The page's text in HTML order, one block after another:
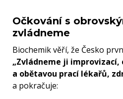
Očkování s
zvládneme
Biochemik věří, že Česko
„Zvládneme ji improvizací,
a obětavou prací lékařů,
a pokračuje: